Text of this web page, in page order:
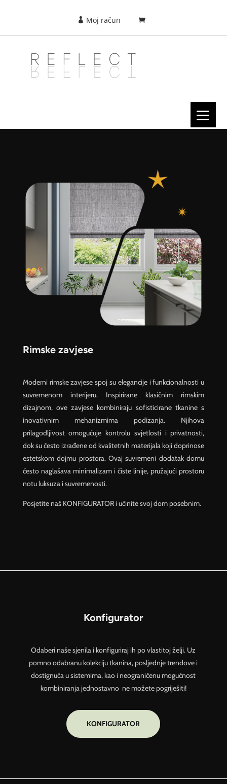
Moj račun
Rimske zavjese
Moderni rimske zavjese spoj su elegancije i funkcionalnosti u
suvremenom interijeru. Inspirirane klasičnim rimskim
dizajnom, ove zavjese kombiniraju sofisticirane tkanine s
inovativnim mehanizmima podizanja. Njihova
prilagodljivost omogućuje kontrolu svjetlosti i privatnosti,
dok su često izrađene od kvalitetnih materijala koji doprinose
estetskom dojmu prostora. Ovaj suvremeni dodatak domu
često naglašava minimalizam i čiste linije, pružajući prostoru
notu luksuza i suvremenosti.
Posjetite naš KONFIGURATOR i učinite svoj dom posebnim.
Konfigurator
Odaberi naše sjenila i konfiguriraj ih po vlastitoj želji. Uz
pomno odabranu kolekciju tkanina, posljednje trendove i
dostignuća u sistemima, kao i neograničenu mogućnost
kombiniranja jednostavno ne možete pogriješiti!
KONFIGURATOR